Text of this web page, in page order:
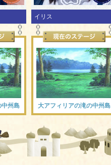
中州島
イリス
大アフィリアの滝の中州島